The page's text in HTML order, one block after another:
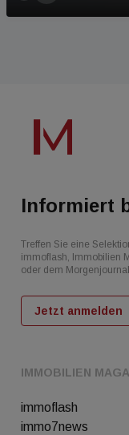
IMMOBILIEN
immoflash
immo7news
Informiert
Treffen Sie eine
immoflash, Immobilien
oder dem Morgenjournal
Jetzt anmelden